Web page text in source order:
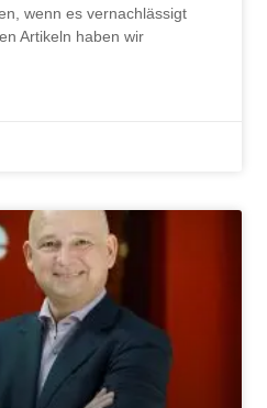
wenn es vernachlässigt
Artikeln haben wir